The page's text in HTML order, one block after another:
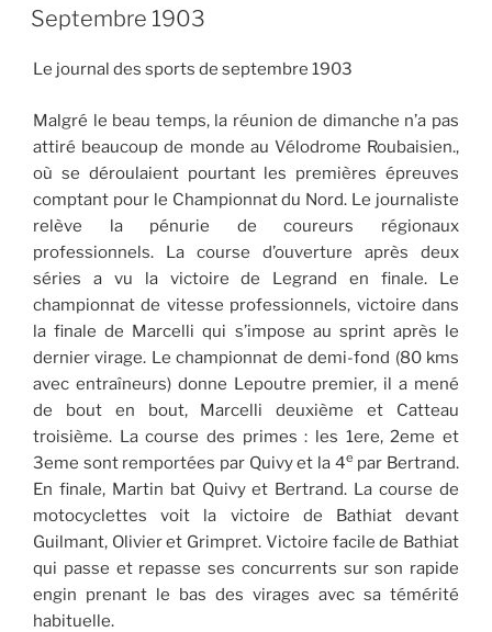
LE
Septembre 1903
Le journal des sports de septembre 1903
Malgré le beau temps, la réunion de dimanche n’a pas
attiré beaucoup de monde au Vélodrome Roubaisien.,
où se déroulaient pourtant les premières épreuves
comptant pour le Championnat du Nord. Le journaliste
relève la pénurie de coureurs régionaux
professionnels. La course d’ouverture après deux
séries a vu la victoire de Legrand en finale. Le
championnat de vitesse professionnels, victoire dans
la finale de Marcelli qui s’impose au sprint après le
dernier virage. Le championnat de demi-fond (80 kms
avec entraîneurs) donne Lepoutre premier, il a mené
de bout en bout, Marcelli deuxième et Catteau
troisième. La course des primes : les 1ere, 2eme et
3eme sont remportées par Quivy et la 4e par Bertrand.
En finale, Martin bat Quivy et Bertrand. La course de
motocyclettes voit la victoire de Bathiat devant
Guilmant, Olivier et Grimpret. Victoire facile de Bathiat
qui passe et repasse ses concurrents sur son rapide
engin prenant le bas des virages avec sa témérité
habituelle.